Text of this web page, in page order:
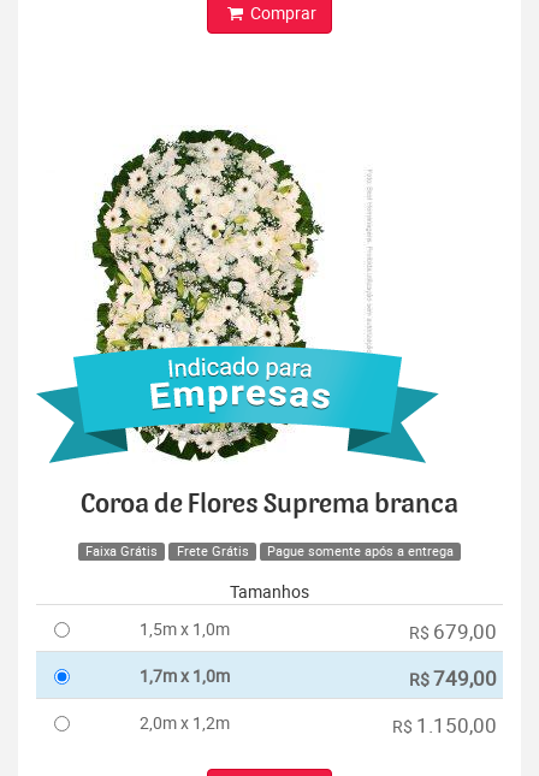
Comprar
Coroa de Flores Suprema branca
Faixa Grátis Frete Grátis Pague somente após a entrega
Tamanhos
1,5m x 1,0m
R$ 679,00
1,7m x 1,0m R$749,00
2,0m x 1,2m R$ 1.150,00